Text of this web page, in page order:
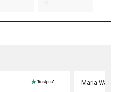
Maria